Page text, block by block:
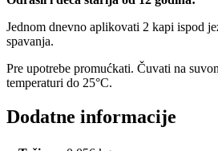
Jednom dnevno aplikovati 2 kapi ispod
spavanja.
Pre upotrebe promućkati. Čuvati na
temperaturi do 25°C.
Dodatne informacije